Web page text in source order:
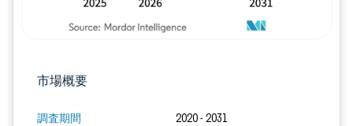
市場概要
調査期間 2020 - 2031